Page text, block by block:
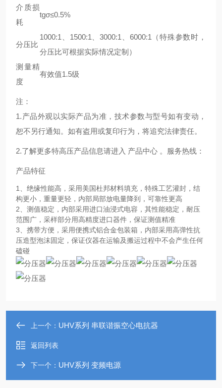
介质损
耗
tgσ≤0.5%
分压比
1000:1、1500:1、3000:1、6000:1（特殊参数时，
分压比可根据实际情况定制）
测量精
度
有效值1.5级
注：
1.产品外观以实际产品为准，技术参数与型号如有变动，
恕不另行通知。如有盗用或复印行为，将追究法律责任。
2.了解更多特高压产品信息请进入 产品中心 。服务热线：
产品特征
1、绝缘性能高，采用美国杜邦材料填充，特殊工艺灌封，结
构更小，重量更轻，内部局部放电量降到，可靠性更高
2、测值稳定，内部采用进口油浸式电容，其性能稳定，耐压
范围广，采样部分用高精度进口器件，保证测值精准
3、携带方便，采用便携式铝合金包装箱，内部采用高弹性抗
压造型泡沫固定，保证仪器在运输及搬运过程中不会产生任何
磕碰
上一个： UHV系列 串联谐振空心电抗器
返回列表
下一个： UHV系列 变频电源